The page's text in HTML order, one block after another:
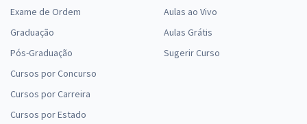
Exame de Ordem
Graduação
Pós-Graduação
Cursos por Concurso
Cursos por Carreira
Cursos por Estado
Aulas ao Vivo
Aulas Grátis
Sugerir Curso